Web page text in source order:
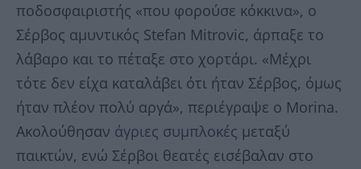
ποδοσφαιριστής «που φορούσε κόκκινα», ο
Σέρβος αμυντικός Stefan Mitrovic, άρπαξε το
λάβαρο και το πέταξε στο χορτάρι. «Μέχρι
τότε δεν είχα καταλάβει ότι ήταν Σέρβος, όμως
ήταν πλέον πολύ αργά», περιέγραψε ο Morina.
Ακολούθησαν άγριες συμπλοκές μεταξύ
παικτών, ενώ Σέρβοι θεατές εισέβαλαν στο